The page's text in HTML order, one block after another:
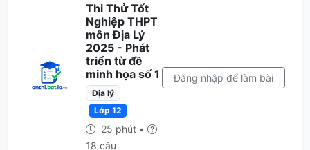
Thi Thử Tốt
Nghiệp THPT
môn Địa Lý
2025 - Phát
triển từ đề
minh họa số 1
Địa lý
Lớp 12
25 phút •
18 câu
Đăng nhập để làm bài